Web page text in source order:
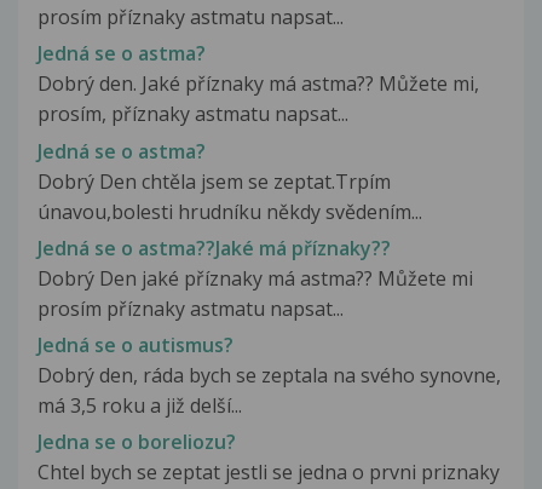
prosím příznaky astmatu napsat...
Jedná se o astma?
Dobrý den. Jaké příznaky má astma?? Můžete mi,
prosím, příznaky astmatu napsat...
Jedná se o astma?
Dobrý Den chtěla jsem se zeptat.Trpím
únavou,bolesti hrudníku někdy svědením...
Jedná se o astma??Jaké má příznaky??
Dobrý Den jaké příznaky má astma?? Můžete mi
prosím příznaky astmatu napsat...
Jedná se o autismus?
Dobrý den, ráda bych se zeptala na svého synovne,
má 3,5 roku a již delší...
Jedna se o boreliozu?
Chtel bych se zeptat jestli se jedna o prvni priznaky